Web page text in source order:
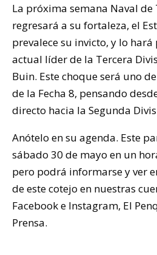
La próxima semana Naval de
regresará a su fortaleza, el
prevalece su invicto, y lo
actual líder de la Tercera
Buin. Este choque será uno
de la Fecha 8, pensando
directo hacia la Segunda
Anótelo en su agenda. Este
sábado 30 de mayo en un
pero podrá informarse y ver
de este cotejo en nuestras
Facebook e Instagram, El
Prensa.